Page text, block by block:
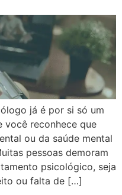
já é por si só um
você reconhece que
ou da saúde mental
pessoas demoram
psicológico, seja
ou falta de […]